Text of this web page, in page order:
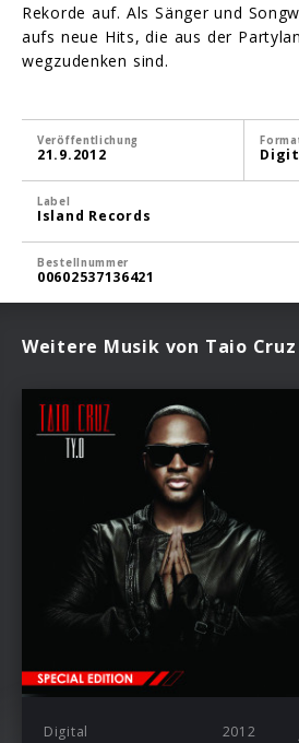
Rekorde auf. Als Sänger und
aufs neue Hits, die aus der
wegzudenken sind.
Veröffentlichung
21.9.2012
Label
Island Records
Bestellnummer
00602537136421
Weitere Musik von Taio Cruz
Digital 2012